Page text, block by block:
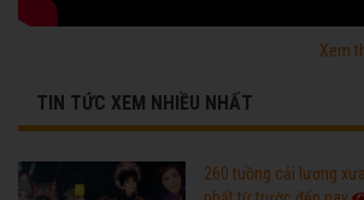
Xem
TIN TỨC XEM NHIỀU NHẤT
260 tuồng cải lương